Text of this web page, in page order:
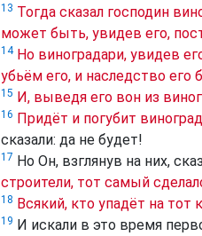
13 Тогда сказал господин
может быть, увидев его,
14 Но виноградари, увидев
убьём его, и наследство его
15 И, выведя его вон из
16 Придёт и погубит
сказали: да не будет!
17 Но Он, взглянув на них,
строители, тот самый
18 Всякий, кто упадёт на тот
19 И искали в это время